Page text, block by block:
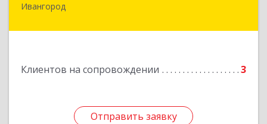
Ивангород
Клиентов на сопровождении 3
Отправить заявку
Отправить заявку